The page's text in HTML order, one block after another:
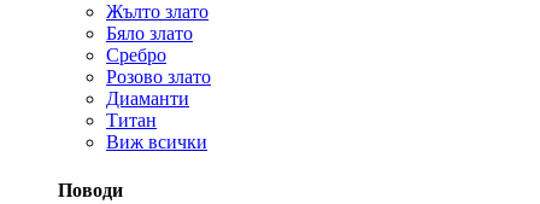
Жълто злато
Бяло злато
Сребро
Розово злато
Диаманти
Титан
Виж всички
Поводи